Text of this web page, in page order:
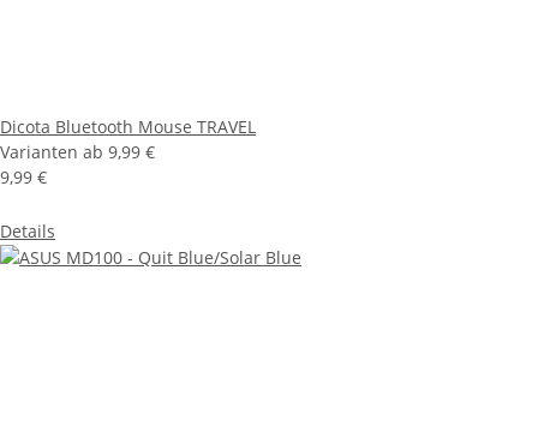
Dicota Bluetooth Mouse TRAVEL
Varianten ab 9,99 €
9,99 €
Details